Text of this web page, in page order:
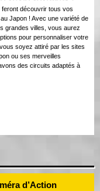
découvrir tous vos
Japon ! Avec une variété de
grandes villes, vous aurez
pour personnaliser votre
soyez attiré par les sites
ou ses merveilles
des circuits adaptés à
d’Action